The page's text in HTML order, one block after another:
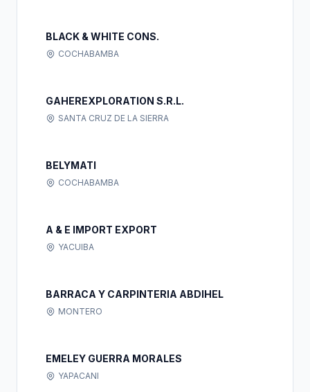
BLACK & WHITE CONS.
COCHABAMBA
GAHEREXPLORATION S.R.L.
SANTA CRUZ DE LA SIERRA
BELYMATI
COCHABAMBA
A & E IMPORT EXPORT
YACUIBA
BARRACA Y CARPINTERIA ABDIHEL
MONTERO
EMELEY GUERRA MORALES
YAPACANI